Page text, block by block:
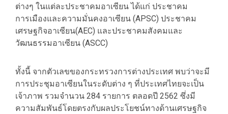
ต่างๆ ในแต่ละประชาคมอาเซียน ได้แก่ ประชาคม
การเมืองและความมั่นคงอาเซียน (APSC) ประชาคม
เศรษฐกิจอาเซียน(AEC) และประชาคมสังคมและ
วัฒนธรรมอาเซียน (ASCC)
ทั้งนี้ จากตัวเลขของกระทรวงการต่างประเทศ พบว่าจะมี
การประชุมอาเซียนในระดับต่าง ๆ ที่ประเทศไทยจะเป็น
เจ้าภาพ รวมจำนวน 284 รายการ ตลอดปี 2562 ซึ่งมี
ความสัมพันธ์โดยตรงกับผลประโยชน์ทางด้านเศรษฐกิจ